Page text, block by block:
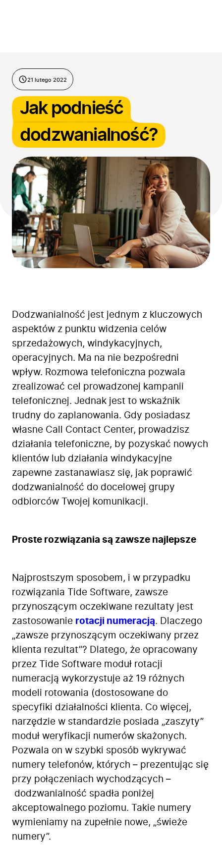
21 lutego 2022
Jak podnieść
dodzwanialność?
Dodzwanialność jest jednym z kluczowych
aspektów z punktu widzenia celów
sprzedażowych, windykacyjnych,
operacyjnych. Ma na nie bezpośredni
wpływ. Rozmowa telefoniczna pozwala
zrealizować cel prowadzonej kampanii
telefonicznej. Jednak jest to wskaźnik
trudny do zaplanowania. Gdy posiadasz
własne Call Contact Center, prowadzisz
działania telefoniczne, by pozyskać nowych
klientów lub działania windykacyjne
zapewne zastanawiasz się, jak poprawić
dodzwanialność do docelowej grupy
odbiorców Twojej komunikacji.
Proste rozwiązania są zawsze najlepsze
Najprostszym sposobem, i w przypadku
rozwiązania Tide Software, zawsze
przynoszącym oczekiwane rezultaty jest
zastosowanie rotacji numeracją. Dlaczego
„zawsze przynoszącym oczekiwany przez
klienta rezultat”? Dlatego, że opracowany
przez Tide Software moduł rotacji
numeracją wykorzystuje aż 19 różnych
modeli rotowania (dostosowane do
specyfiki działalności klienta. Co więcej,
narzędzie w standardzie posiada „zaszyty”
moduł weryfikacji numerów skażonych.
Pozwala on w szybki sposób wykrywać
numery telefonów, których – prezentując się
przy połączeniach wychodzących –
dodzwanialność spadła poniżej
akceptowalnego poziomu. Takie numery
wymieniamy na zupełnie nowe, „świeże
numery”.